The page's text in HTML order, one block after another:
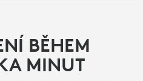
BĚHEM
MINUT